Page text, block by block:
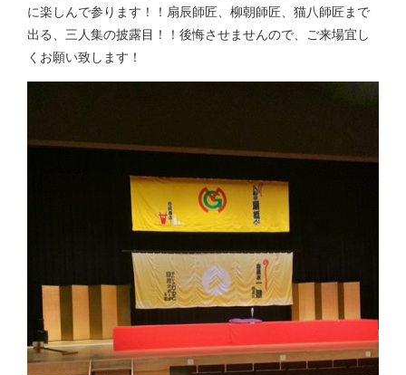
に楽しんで参ります！！扇辰師匠、柳朝師匠、猫八師匠まで
出る、三人集の披露目！！後悔させませんので、ご来場宜し
くお願い致します！